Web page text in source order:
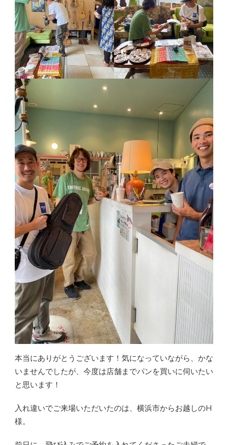
本当にありがとうございます！気になっていながら、かな
いませんでしたが、今度は店舗までパンを買いに伺いたい
と思います！
入れ違いでご来場いただいたのは、横浜市からお越しのH
様。